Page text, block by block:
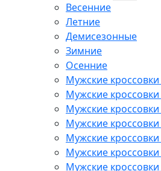
Весенние
Летние
Демисезонные
Зимние
Осенние
Мужские
Мужские
Мужские
Мужские
Мужские
Мужские кроссовки
Мужские